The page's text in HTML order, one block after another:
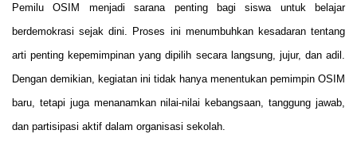
Pemilu OSIM menjadi sarana penting bagi siswa untuk belajar
berdemokrasi sejak dini. Proses ini menumbuhkan kesadaran tentang
arti penting kepemimpinan yang dipilih secara langsung, jujur, dan adil.
Dengan demikian, kegiatan ini tidak hanya menentukan pemimpin OSIM
baru, tetapi juga menanamkan nilai-nilai kebangsaan, tanggung jawab,
dan partisipasi aktif dalam organisasi sekolah.